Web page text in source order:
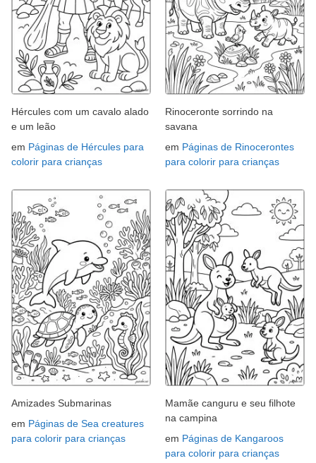
Hércules com um cavalo alado
e um leão
em Páginas de Hércules para
colorir para crianças
Rinoceronte sorrindo na
savana
em Páginas de Rinocerontes
para colorir para crianças
Amizades Submarinas
em Páginas de Sea creatures
para colorir para crianças
Mamãe canguru e seu filhote
na campina
em Páginas de Kangaroos
para colorir para crianças